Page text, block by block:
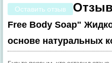
Оставить отзыв
Free Body Soap"
основе натуральных